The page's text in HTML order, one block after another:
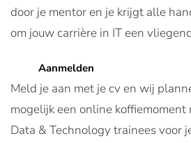
door je mentor en je krijgt alle
om jouw carrière in IT een
Aanmelden
Meld je aan met je cv en wij
mogelijk een online koffiemoment
Data & Technology trainees voor